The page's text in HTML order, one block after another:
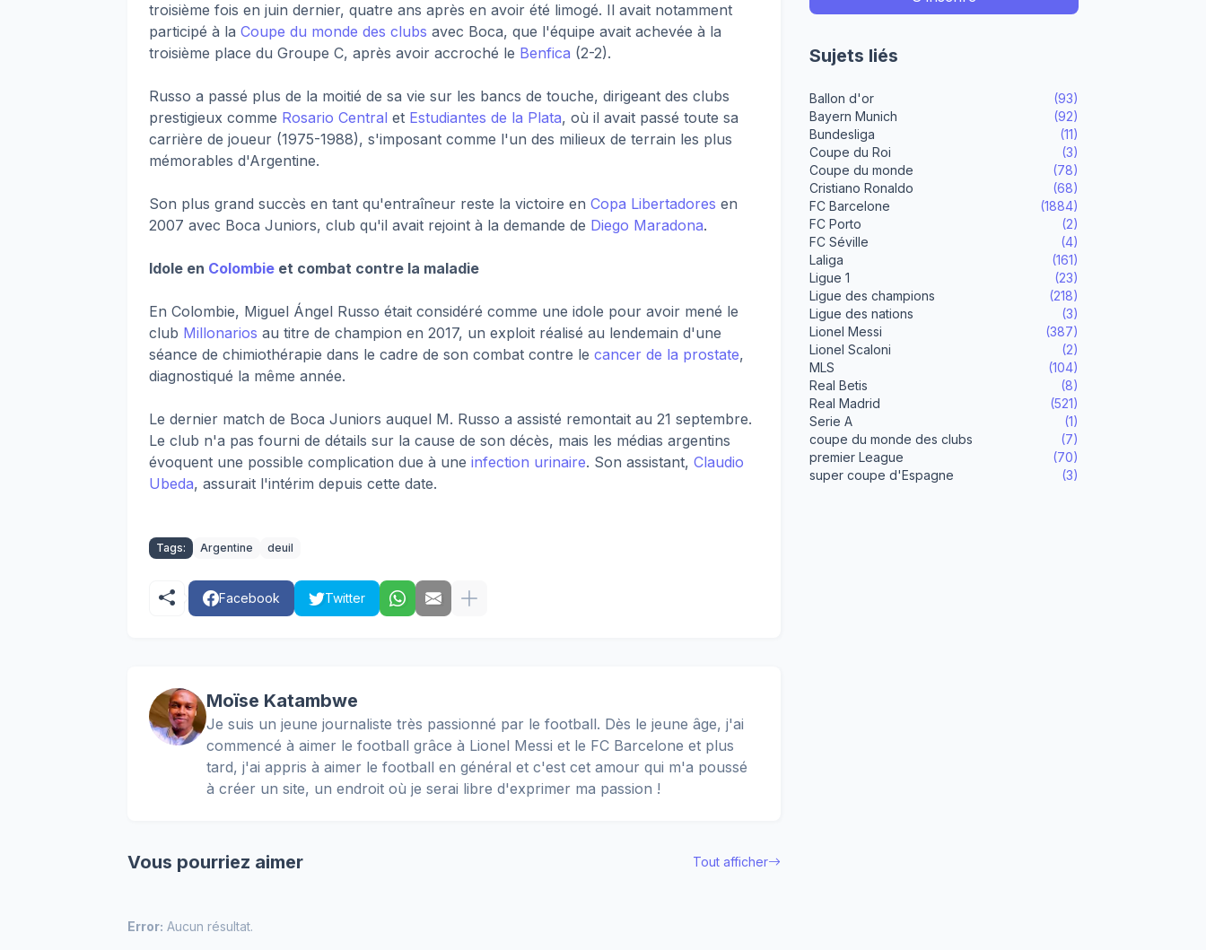
troisième fois en juin dernier, quatre ans après en avoir été limogé. Il avait notamment
participé à la Coupe du monde des clubs avec Boca, que l'équipe avait achevée à la
troisième place du Groupe C, après avoir accroché le Benfica (2-2).
Russo a passé plus de la moitié de sa vie sur les bancs de touche, dirigeant des clubs
prestigieux comme Rosario Central et Estudiantes de la Plata, où il avait passé toute sa
carrière de joueur (1975-1988), s'imposant comme l'un des milieux de terrain les plus
mémorables d'Argentine.
Son plus grand succès en tant qu'entraîneur reste la victoire en Copa Libertadores en
2007 avec Boca Juniors, club qu'il avait rejoint à la demande de Diego Maradona.
Idole en Colombie et combat contre la maladie
En Colombie, Miguel Ángel Russo était considéré comme une idole pour avoir mené le
club Millonarios au titre de champion en 2017, un exploit réalisé au lendemain d'une
séance de chimiothérapie dans le cadre de son combat contre le cancer de la prostate,
diagnostiqué la même année.
Le dernier match de Boca Juniors auquel M. Russo a assisté remontait au 21 septembre.
Le club n'a pas fourni de détails sur la cause de son décès, mais les médias argentins
évoquent une possible complication due à une infection urinaire. Son assistant, Claudio
Ubeda, assurait l'intérim depuis cette date.
Tags: Argentine deuil
Facebook Twitter
Moïse Katambwe
Je suis un jeune journaliste très passionné par le football. Dès le jeune âge, j'ai
commencé à aimer le football grâce à Lionel Messi et le FC Barcelone et plus
tard, j'ai appris à aimer le football en général et c'est cet amour qui m'a poussé
à créer un site, un endroit où je serai libre d'exprimer ma passion !
Vous pourriez aimer Tout afficher
Error: Aucun résultat.
Sujets liés
Ballon d'or
(93)
Bayern Munich
(92)
Bundesliga
(11)
Coupe du Roi
(3)
Coupe du monde
(78)
Cristiano Ronaldo
(68)
FC Barcelone
(1884)
FC Porto
(2)
FC Séville
(4)
Laliga
(161)
Ligue 1
(23)
Ligue des champions
(218)
Ligue des nations
(3)
Lionel Messi
(387)
Lionel Scaloni
(2)
MLS
(104)
Real Betis
(8)
Real Madrid
(521)
Serie A
(1)
coupe du monde des clubs
(7)
premier League
(70)
super coupe d'Espagne
(3)